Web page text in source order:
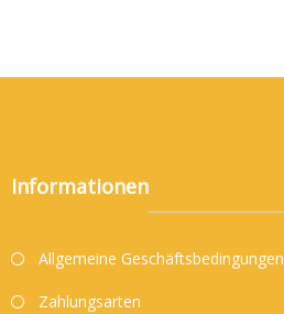
Informationen
Allgemeine Geschäftsbedingungen
Zahlungsarten